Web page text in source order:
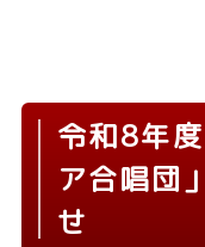
令和8年
ア合唱団
せ